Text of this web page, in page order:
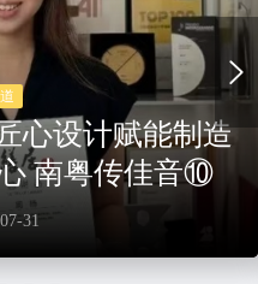
——2026设计城
点亮夏日
24